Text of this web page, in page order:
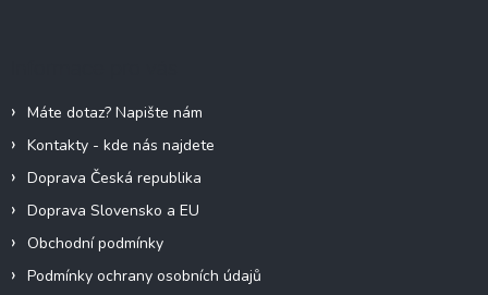
Máte dotaz? Napište nám
Kontakty - kde nás najdete
Doprava Česká republika
Doprava Slovensko a EU
Obchodní podmínky
Podmínky ochrany osobních údajů